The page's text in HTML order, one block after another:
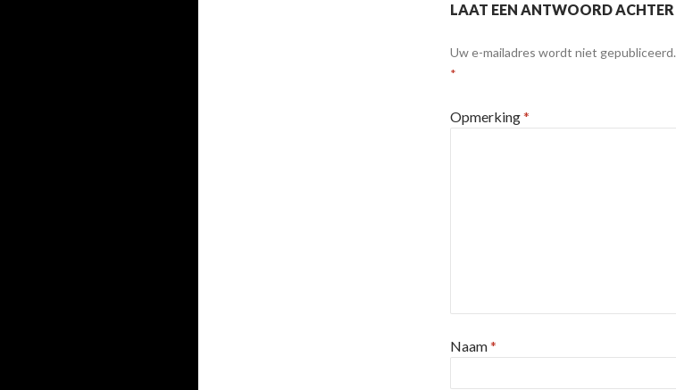
LAAT EEN ANTWOORD ACHTER
Uw e-mailadres wordt niet gepubliceerd.
*
Opmerking*
Naam*